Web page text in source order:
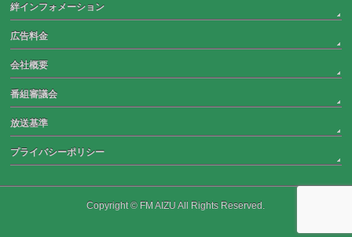
絆インフォメーション
広告料金
会社概要
番組審議会
放送基準
プライバシーポリシー
Copyright © FM AIZU All Rights Reserved.